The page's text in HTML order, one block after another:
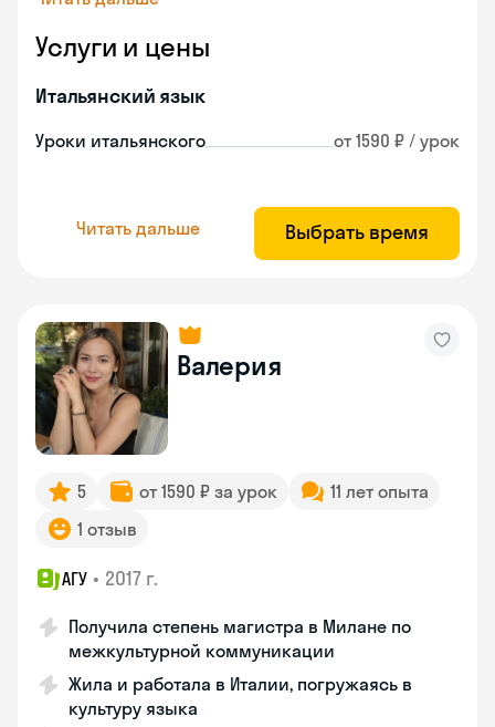
Услуги и цены
Итальянский язык
Уроки итальянского от 1590 ₽ / урок
Читать дальше Выбрать время
Валерия
5 от 1590 ₽ за урок
11 лет опыта
1 отзыв
АГУ • 2017 г.
Получила степень магистра в Милане по
межкультурной коммуникации
Жила и работала в Италии, погружаясь в
культуру языка